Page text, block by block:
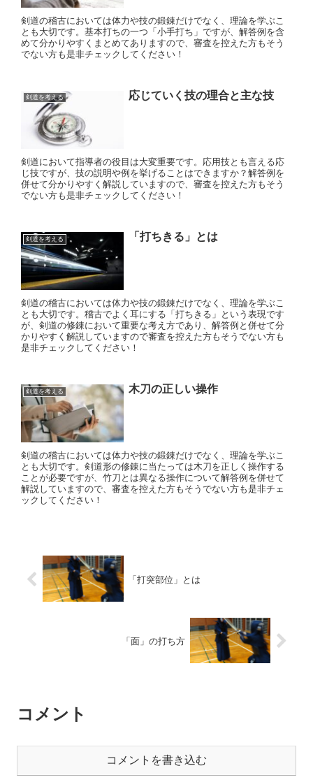
剣道の稽古においては体力や技の鍛錬だけでなく、理論を学ぶこ
とも大切です。基本打ちの一つ「小手打ち」ですが、解答例を含
めて分かりやすくまとめてありますので、審査を控えた方もそう
でない方も是非チェックしてください！
剣道を考える 応じていく技の理合と主な技
剣道において指導者の役目は大変重要です。応用技とも言える応
じ技ですが、技の説明や例を挙げることはできますか？解答例を
併せて分かりやすく解説していますので、審査を控えた方もそう
でない方も是非チェックしてください！
剣道を考える 「打ちきる」とは
剣道の稽古においては体力や技の鍛錬だけでなく、理論を学ぶこ
とも大切です。稽古でよく耳にする「打ちきる」という表現です
が、剣道の修錬において重要な考え方であり、解答例と併せて分
かりやすく解説していますので審査を控えた方もそうでない方も
是非チェックしてください！
剣道を考える 木刀の正しい操作
剣道の稽古においては体力や技の鍛錬だけでなく、理論を学ぶこ
とも大切です。剣道形の修錬に当たっては木刀を正しく操作する
ことが必要ですが、竹刀とは異なる操作について解答例を併せて
解説していますので、審査を控えた方もそうでない方も是非チェ
ックしてください！
「打突部位」とは
「面」の打ち方
コメント
コメントを書き込む